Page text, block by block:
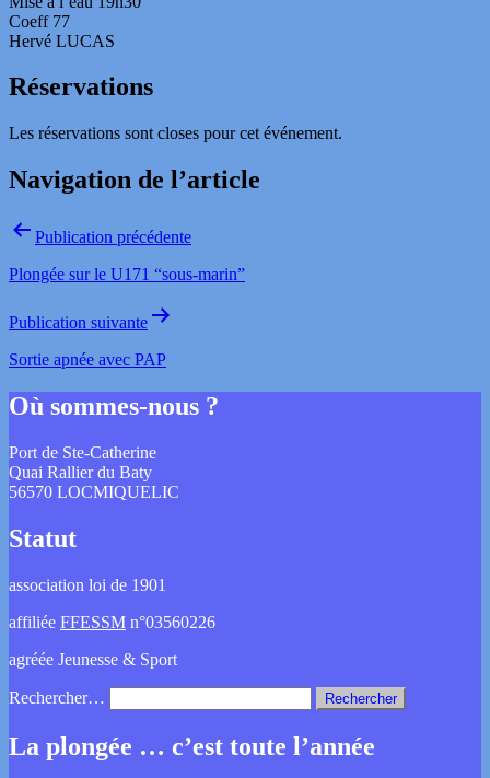
Coeff 77
Hervé LUCAS
Réservations
Les réservations sont closes pour cet événement.
Navigation de l’article
Publication précédente
Plongée sur le U171 “sous-marin”
Publication suivante
Sortie apnée avec PAP
Où sommes-nous ?
Port de Ste-Catherine
Quai Rallier du Baty
56570 LOCMIQUELIC
Statut
association loi de 1901
affiliée FFESSM n°03560226
agréée Jeunesse & Sport
Rechercher…
La plongée … c’est toute l’année